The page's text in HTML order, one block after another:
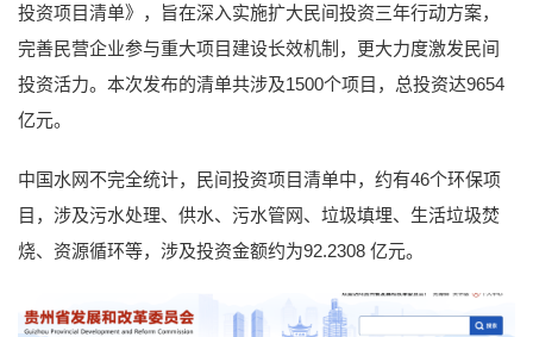
投资项目清单》，旨在深入实施扩大民间投资三年行动方案，
完善民营企业参与重大项目建设长效机制，更大力度激发民间
投资活力。本次发布的清单共涉及1500个项目，总投资达9654
亿元。
中国水网不完全统计，民间投资项目清单中，约有46个环保项
目，涉及污水处理、供水、污水管网、垃圾填埋、生活垃圾焚
烧、资源循环等，涉及投资金额约为92.2308 亿元。